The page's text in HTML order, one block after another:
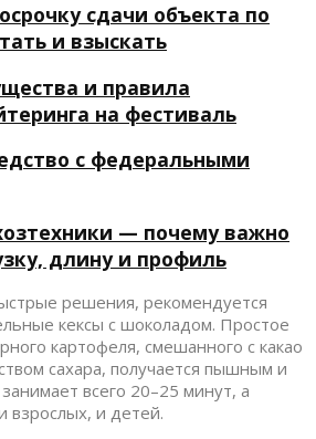
сдачи объекта по
и взыскать
и правила
на фестиваль
с федеральными
— почему важно
длину и профиль
решения, рекомендуется
кексы с шоколадом. Простое
картофеля, смешанного с какао
сахара, получается пышным и
всего 20–25 минут, а
взрослых, и детей.